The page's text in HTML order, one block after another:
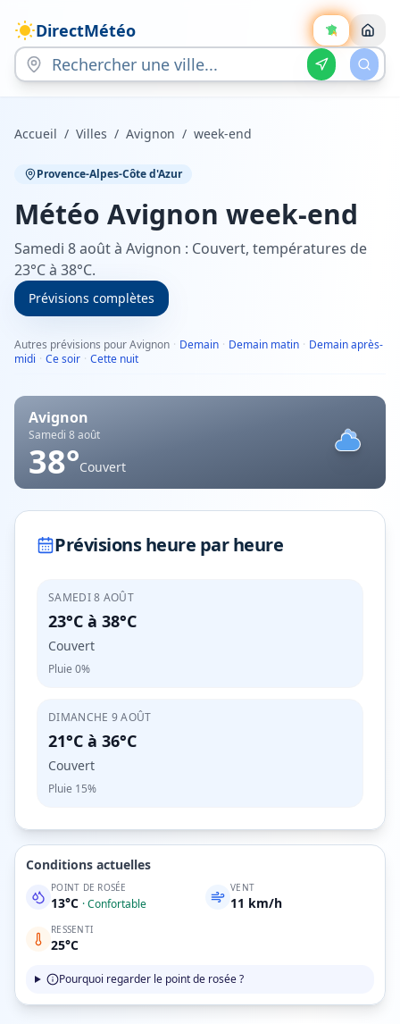
DirectMétéo
Accueil / Villes / Avignon / week-end
Provence-Alpes-Côte d'Azur
Météo Avignon week-end
Samedi 8 août à Avignon : Couvert, températures de
23°C à 38°C.
Prévisions complètes
Autres prévisions pour Avignon · Demain · Demain matin · Demain après-
midi · Ce soir · Cette nuit
Avignon
Samedi 8 août
38°Couvert
Prévisions heure par heure
SAMEDI 8 AOÛT
23°C à 38°C
Couvert
Pluie 0%
DIMANCHE 9 AOÛT
21°C à 36°C
Couvert
Pluie 15%
Conditions actuelles
POINT DE ROSÉE
13°C ·Confortable
VENT
11 km/h
RESSENTI
25°C
Pourquoi regarder le point de rosée ?